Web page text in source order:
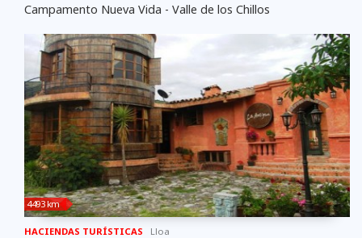
Campamento Nueva Vida - Valle de los Chillos
4493 km
HACIENDAS TURÍSTICAS Lloa